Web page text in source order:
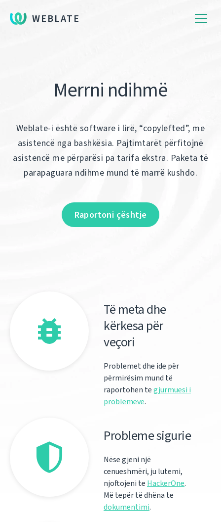
WEBLATE
Merrni ndihmë
Weblate-i është software i lirë, “copylefted”, me
asistencë nga bashkësia. Pajtimtarët përfitojnë
asistencë me përparësi pa tarifa ekstra. Paketa të
parapaguara ndihme mund të marrë kushdo.
Raportoni çështje
Të meta dhe
kërkesa për
veçori
Problemet dhe ide për
përmirësim mund të
raportohen tegjurmuesi i
problemeve.
Probleme sigurie
Nëse gjeni një
cenueshmëri, ju lutemi,
njoftojeni te HackerOne.
Më tepër të dhëna te
dokumentimi.